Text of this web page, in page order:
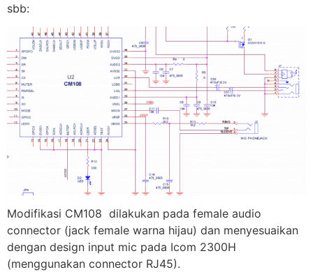
sbb:
Modifikasi CM108 dilakukan pada female audio
connector (jack female warna hijau) dan menyesuaikan
dengan design input mic pada Icom 2300H
(menggunakan connector RJ45).